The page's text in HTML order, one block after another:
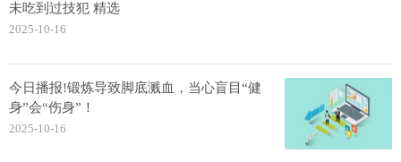
未吃到过技犯 精选
2025-10-16
今日播报!锻炼导致脚底溅血，当心盲目“健
身”会“伤身”！
2025-10-16